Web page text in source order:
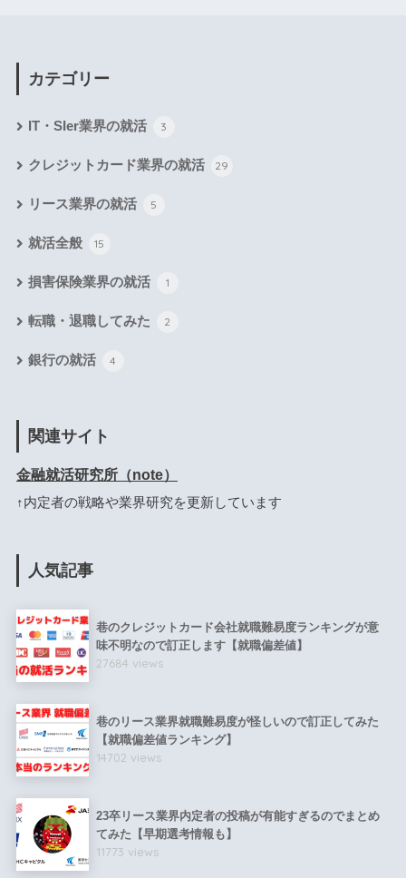
カテゴリー
IT・SIer業界の就活 3
クレジットカード業界の就活 29
リース業界の就活 5
就活全般 15
損害保険業界の就活 1
転職・退職してみた 2
銀行の就活 4
関連サイト
金融就活研究所（note）
↑内定者の戦略や業界研究を更新しています
人気記事
巷のクレジットカード会社就職難易度ランキングが意
味不明なので訂正します【就職偏差値】
27684 views
巷のリース業界就職難易度が怪しいので訂正してみた
【就職偏差値ランキング】
14702 views
23卒リース業界内定者の投稿が有能すぎるのでまとめ
てみた【早期選考情報も】
11773 views